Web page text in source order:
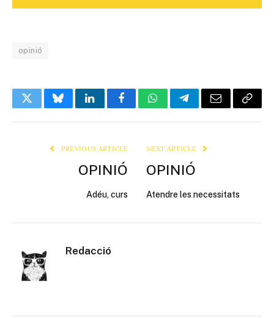
opinió
TwitterBlueskyLinkedInFacebookWhatsAppTelegramEmail Copy
PREVIOUS ARTICLE
OPINIÓ
Adéu, curs
NEXT ARTICLE
OPINIÓ
Atendre les necessitats
Redacció